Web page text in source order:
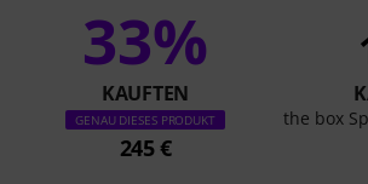
33%
KAUFTEN
GENAU DIESES PRODUKT
245 €
the box